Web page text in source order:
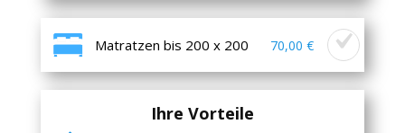
Matratzen bis 200 x 200 70,00 €
Ihre Vorteile